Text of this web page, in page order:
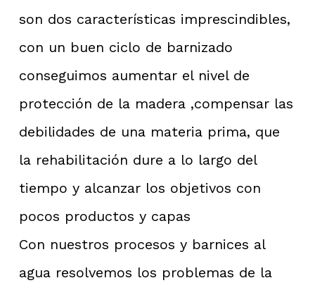
son dos características imprescindibles,
con un buen ciclo de barnizado
conseguimos aumentar el nivel de
protección de la madera ,compensar las
debilidades de una materia prima, que
la rehabilitación dure a lo largo del
tiempo y alcanzar los objetivos con
pocos productos y capas
Con nuestros procesos y barnices al
agua resolvemos los problemas de la